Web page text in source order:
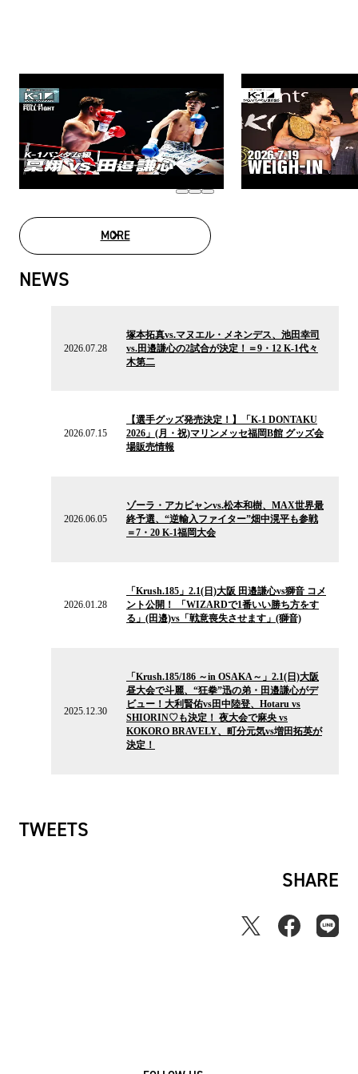
MOREMOVIE LIST
NEWS
2026.07.28
塚本拓真vs.マヌエル・メネンデス、池田幸司
vs.田邉謙心の2試合が決定！＝9・12 K-1代々
木第二
2026.07.15
【選手グッズ発売決定！】「K-1 DONTAKU
2026」(月・祝)マリンメッセ福岡B館 グッズ会
場販売情報
2026.06.05
ゾーラ・アカピャンvs.松本和樹、MAX世界最
終予選、“逆輸入ファイター”畑中滉平も参戦
＝7・20 K-1福岡大会
2026.01.28
「Krush.185」2.1(日)大阪 田邉謙心vs獅音 コメ
ント公開！ 「WIZARDで1番いい勝ち方をす
る」(田邉)vs「戦意喪失させます」(獅音)
2025.12.30
「Krush.185/186 ～in OSAKA～」2.1(日)大阪
昼大会で斗麗、“狂拳”迅の弟・田邉謙心がデ
ビュー！大利賢佑vs田中陸登、Hotaru vs
SHIORIN♡も決定！ 夜大会で麻央 vs
KOKORO BRAVELY、町分元気vs増田拓英が
決定！
TWEETS
SHARE